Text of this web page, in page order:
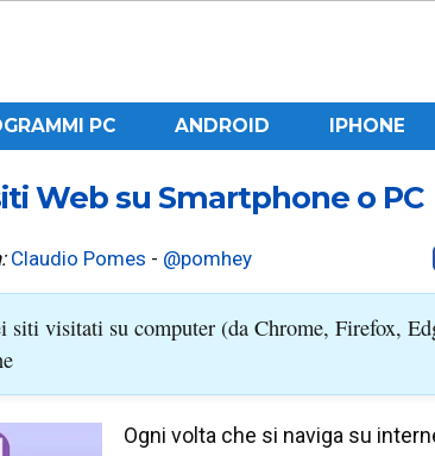
PC ANDROID IPHONE
Web su Smartphone o PC
Claudio Pomes - @pomhey
visitati su computer (da Chrome, Firefox,
Ogni volta che si naviga su